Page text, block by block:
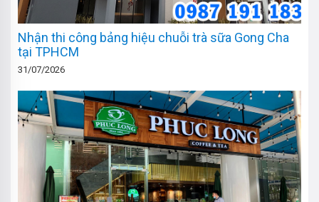
Nhận thi công bảng hiệu chuỗi trà sữa Gong Cha
tại TPHCM
31/07/2026